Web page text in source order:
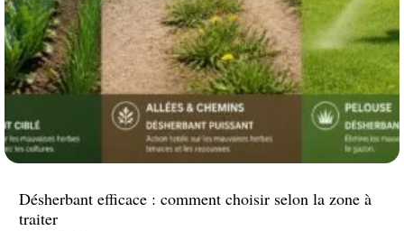
Désherbant efficace : comment choisir selon la zone à
traiter